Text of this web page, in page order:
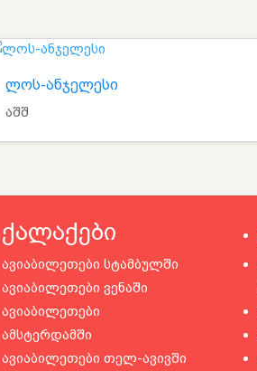
ლოს-ანჯელესი
აშშ
ქალაქები
ავიაბილეთები სტამბულში
ავიაბილეთები ვენაში
ავიაბილეთები
ამსტერდამში
ავიაბილეთები თელ-ავივში